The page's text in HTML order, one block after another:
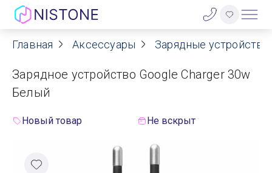
Акции
О нас
Главная Аксессуары Зарядные устройства
Зарядное устройство Google Charger 30w
Белый
Новый товар Не вскрыт